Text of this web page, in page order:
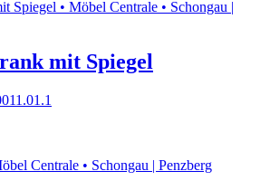
mit Spiegel